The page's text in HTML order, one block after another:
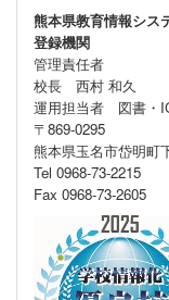
熊本県教育情報シス
登録機関
管理責任者
校長 西村 和久
運用担当者 図書・
〒869-0295
熊本県玉名市岱明町
Tel 0968-73-2215
Fax 0968-73-2605